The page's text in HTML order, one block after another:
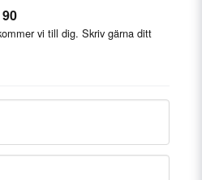
vi till dig. Skriv gärna ditt